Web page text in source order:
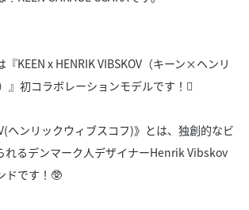
KEEN x HENRIK VIBSKOV（キーン×ヘンリ
』初コラボレーションモデルです！🫟
ヘンリックウィブスコフ)》とは、独創的なビ
れるデンマーク人デザイナーHenrik Vibskov
ドです！🥸